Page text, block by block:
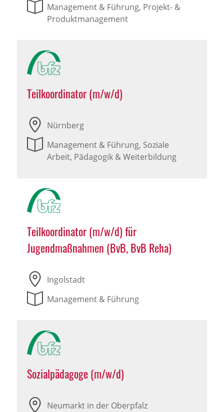
Management & Führung, Projekt- &
Produktmanagement
Teilkoordinator (m/w/d)
Nürnberg
Management & Führung, Soziale
Arbeit, Pädagogik & Weiterbildung
Teilkoordinator (m/w/d) für
Jugendmaßnahmen (BvB, BvB Reha)
Ingolstadt
Management & Führung
Sozialpädagoge (m/w/d)
Neumarkt in der Oberpfalz